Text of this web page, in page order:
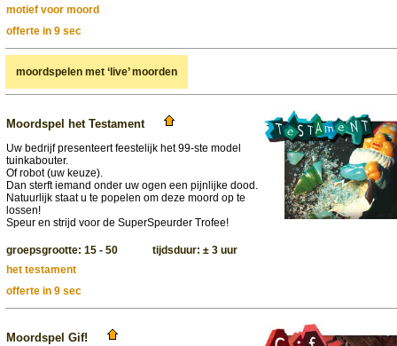
motief voor moord
offerte in 9 sec
moordspelen met ‘live’ moorden
Moordspel het Testament
Uw bedrijf presenteert feestelijk het 99-ste model
tuinkabouter.
Of robot (uw keuze).
Dan sterft iemand onder uw ogen een pijnlijke dood.
Natuurlijk staat u te popelen om deze moord op te
lossen!
Speur en strijd voor de SuperSpeurder Trofee!
groepsgrootte: 15 - 50 tijdsduur: ± 3 uur
het testament
offerte in 9 sec
Moordspel Gif!